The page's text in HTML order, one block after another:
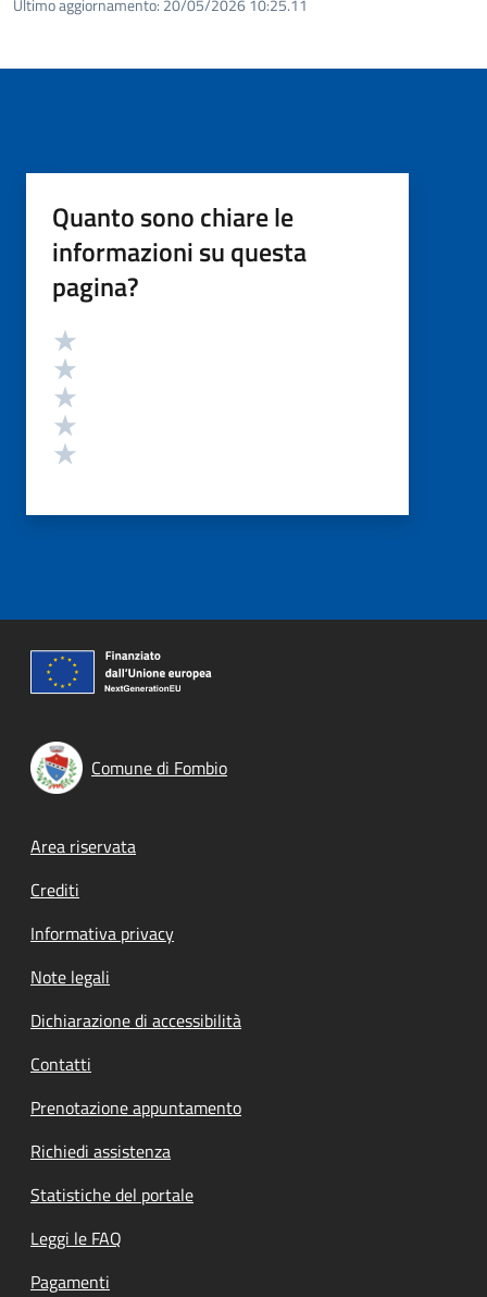
Quanto sono chiare le
informazioni su questa
pagina?
Valutazione
Comune di Fombio
Footer menu
Area riservata
Crediti
Informativa privacy
Note legali
Dichiarazione di accessibilità
Contatti
Prenotazione appuntamento
Richiedi assistenza
Statistiche del portale
Leggi le FAQ
Pagamenti